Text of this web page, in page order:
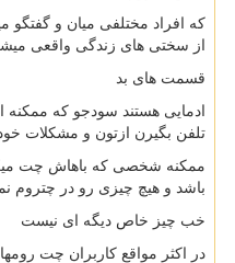
که افراد مختلفی میان و گفتگو
از سختی های زندگی واقعی
قسمت های بد
ادمایی هستند سودجو که
تلفن بگیرن ازتون و مشکلات
ممکنه شخصی که باهاش چت
باشد و هیچ چیزی رو در چتروم
خب چیز خاص دیگه ای نیست
در اکثر مواقع کاربران چت